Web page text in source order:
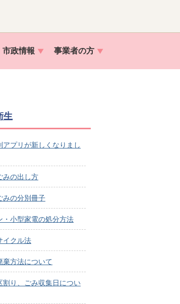
市政情報 事業者の方
生
アプリが新しくなりまし
みの出し方
みの分別冊子
・小型家電の処分方法
イクル法
棄方法について
割り、ごみ収集日につい